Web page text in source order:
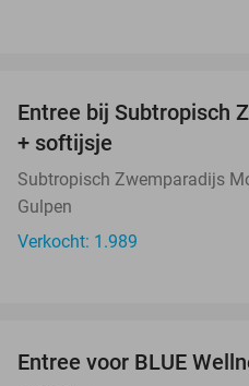
Entree bij Subtropisch
+ softijsje
Subtropisch Zwemparadijs
Gulpen
Verkocht: 1.989
Entree voor BLUE